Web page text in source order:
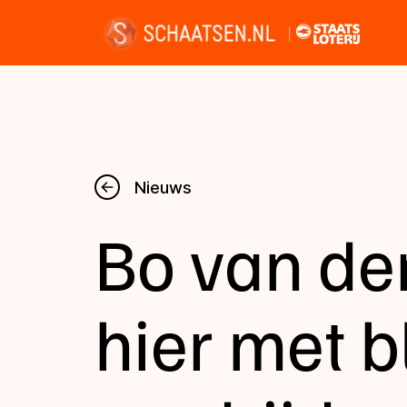
Nieuws
Kalender
Disciplines
Uitslagen
Nieuws
Bo van
hier met